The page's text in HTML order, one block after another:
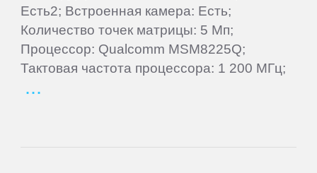
Есть2; Встроенная камера: Есть;
Количество точек матрицы: 5 Мп;
Процессор: Qualcomm MSM8225Q;
Тактовая частота процессора: 1 200 МГц;
Keener
Krez